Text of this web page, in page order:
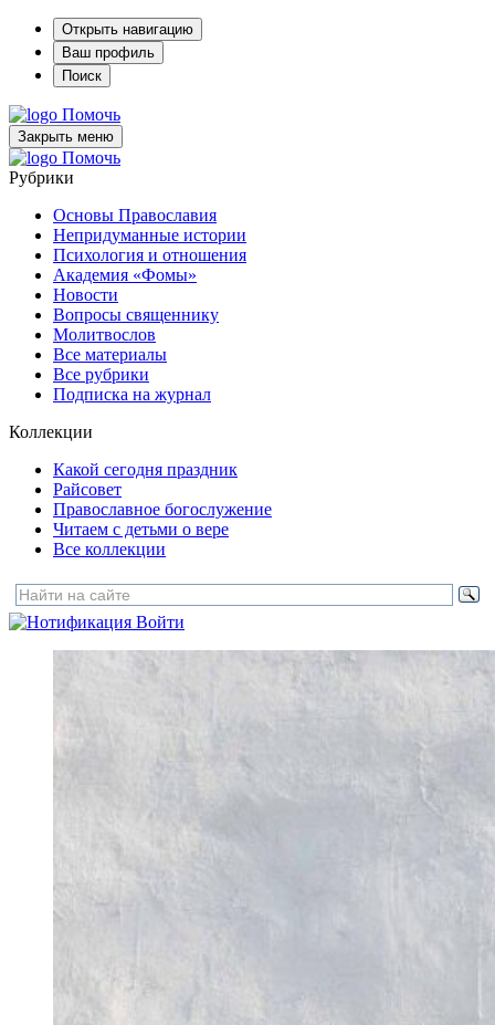
Открыть навигацию
Ваш профиль
Поиск
Помочь
Закрыть меню
Помочь
Рубрики
Основы Православия
Непридуманные истории
Психология и отношения
Академия «Фомы»
Новости
Вопросы священнику
Молитвослов
Все материалы
Все рубрики
Подписка на журнал
Коллекции
Какой сегодня праздник
Райсовет
Православное богослужение
Читаем с детьми о вере
Все коллекции
Войти